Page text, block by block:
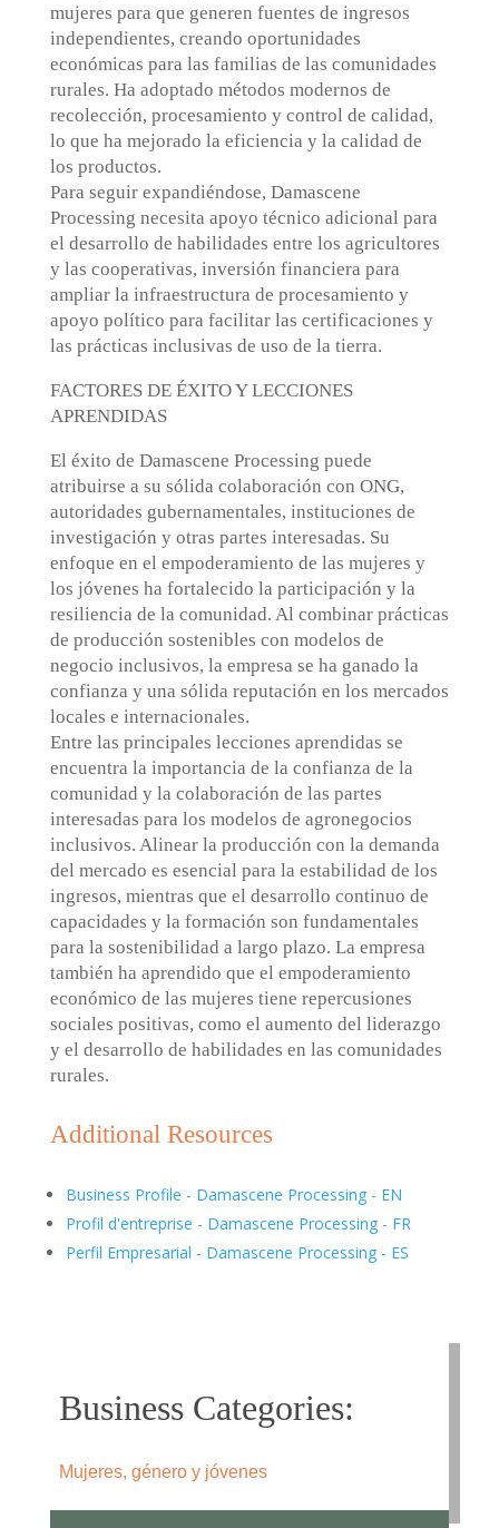
mujeres para que generen fuentes de ingresos
independientes, creando oportunidades
económicas para las familias de las comunidades
rurales. Ha adoptado métodos modernos de
recolección, procesamiento y control de calidad,
lo que ha mejorado la eficiencia y la calidad de
los productos.
Para seguir expandiéndose, Damascene
Processing necesita apoyo técnico adicional para
el desarrollo de habilidades entre los agricultores
y las cooperativas, inversión financiera para
ampliar la infraestructura de procesamiento y
apoyo político para facilitar las certificaciones y
las prácticas inclusivas de uso de la tierra.
FACTORES DE ÉXITO Y LECCIONES
APRENDIDAS
El éxito de Damascene Processing puede
atribuirse a su sólida colaboración con ONG,
autoridades gubernamentales, instituciones de
investigación y otras partes interesadas. Su
enfoque en el empoderamiento de las mujeres y
los jóvenes ha fortalecido la participación y la
resiliencia de la comunidad. Al combinar prácticas
de producción sostenibles con modelos de
negocio inclusivos, la empresa se ha ganado la
confianza y una sólida reputación en los mercados
locales e internacionales.
Entre las principales lecciones aprendidas se
encuentra la importancia de la confianza de la
comunidad y la colaboración de las partes
interesadas para los modelos de agronegocios
inclusivos. Alinear la producción con la demanda
del mercado es esencial para la estabilidad de los
ingresos, mientras que el desarrollo continuo de
capacidades y la formación son fundamentales
para la sostenibilidad a largo plazo. La empresa
también ha aprendido que el empoderamiento
económico de las mujeres tiene repercusiones
sociales positivas, como el aumento del liderazgo
y el desarrollo de habilidades en las comunidades
rurales.
Additional Resources
Business Profile - Damascene Processing - EN
Profil d'entreprise - Damascene Processing - FR
Perfil Empresarial - Damascene Processing - ES
Business Categories:
Mujeres, género y jóvenes